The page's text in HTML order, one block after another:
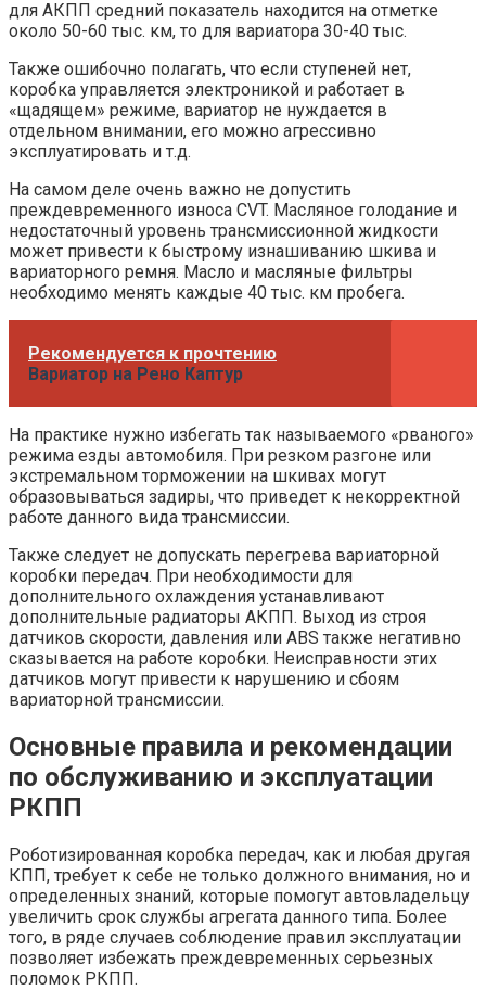
для АКПП средний показатель находится на отметке
около 50-60 тыс. км, то для вариатора 30-40 тыс.
Также ошибочно полагать, что если ступеней нет,
коробка управляется электроникой и работает в
«щадящем» режиме, вариатор не нуждается в
отдельном внимании, его можно агрессивно
эксплуатировать и т.д.
На самом деле очень важно не допустить
преждевременного износа CVT. Масляное голодание и
недостаточный уровень трансмиссионной жидкости
может привести к быстрому изнашиванию шкива и
вариаторного ремня. Масло и масляные фильтры
необходимо менять каждые 40 тыс. км пробега.
Рекомендуется к прочтению
Вариатор на Рено Каптур
На практике нужно избегать так называемого «рваного»
режима езды автомобиля. При резком разгоне или
экстремальном торможении на шкивах могут
образовываться задиры, что приведет к некорректной
работе данного вида трансмиссии.
Также следует не допускать перегрева вариаторной
коробки передач. При необходимости для
дополнительного охлаждения устанавливают
дополнительные радиаторы АКПП. Выход из строя
датчиков скорости, давления или ABS также негативно
сказывается на работе коробки. Неисправности этих
датчиков могут привести к нарушению и сбоям
вариаторной трансмиссии.
Основные правила и рекомендации
по обслуживанию и эксплуатации
РКПП
Роботизированная коробка передач, как и любая другая
КПП, требует к себе не только должного внимания, но и
определенных знаний, которые помогут автовладельцу
увеличить срок службы агрегата данного типа. Более
того, в ряде случаев соблюдение правил эксплуатации
позволяет избежать преждевременных серьезных
поломок РКПП.